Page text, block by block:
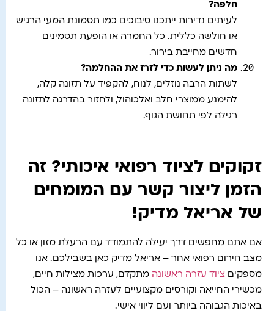
חלפה?
לעיתים נדירות ייתכנו סיבוכים כמו תסמונת המעי הרגיש
או חולשה כללית. כל החמרה או הופעת תסמינים
חדשים מחייבת בירור.
מה ניתן לעשות כדי לזרז את ההחלמה?
לשתות הרבה נוזלים, לנוח, להקפיד על תזונה קלה,
להימנע ממוצרי חלב ואלכוהול, ולחזור בהדרגה לתזונה
רגילה לפי תחושת הגוף.
זקוקים לציוד רפואי איכותי? זה
הזמן ליצור קשר עם המומחים
של אריאל מדיק!
אם אתם מחפשים דרך יעילה להתמודד עם הרעלת מזון או כל
מצב חירום רפואי אחר – אריאל מדיק כאן בשבילכם. אנו
מספקים ציוד עזרה ראשונה מתקדם, ערכות מצילות חיים,
מכשירי החייאה וקורסים מקצועיים לעזרה ראשונה – הכול
באיכות הגבוהה ביותר ועם ליווי אישי.